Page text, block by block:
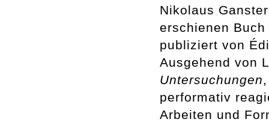
Nikolaus
erschienen Buch
publiziert von
Ausgehend von
Untersuchungen
performativ
Arbeiten und